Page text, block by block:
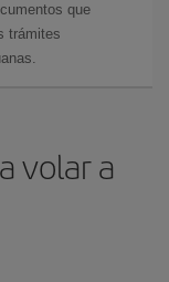
que
trámites
volar a